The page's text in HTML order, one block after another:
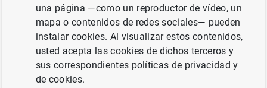
Evolución monetaria de la zona del euro:
julio 2007. Cuadro 1 (14 KB)
una página —como un reproductor de vídeo, un
mapa o contenidos de redes sociales— pueden
instalar cookies. Al visualizar estos contenidos,
usted acepta las cookies de dichos terceros y
sus correspondientes políticas de privacidad y
de cookies.